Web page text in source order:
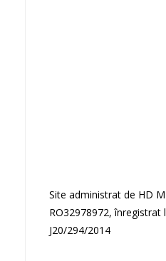
Site administrat de HD
RO32978972, înregistrat
J20/294/2014